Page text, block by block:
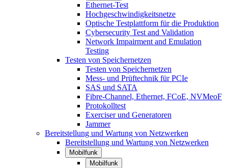
Ethernet-Test
Hochgeschwindigkeitsnetze
Optische Testplattform für die Produktion
Cybersecurity Test and Validation
Network Impairment and Emulation
Testing
Testen von Speichernetzen
Testen von Speichernetzen
Mess- und Prüftechnik für PCIe
SAS und SATA
Fibre-Channel, Ethernet, FCoE, NVMeoF
Protokolltest
Exerciser und Generatoren
Jammer
Bereitstellung und Wartung von Netzwerken
Bereitstellung und Wartung von Netzwerken
Mobilfunk
Mobilfunk